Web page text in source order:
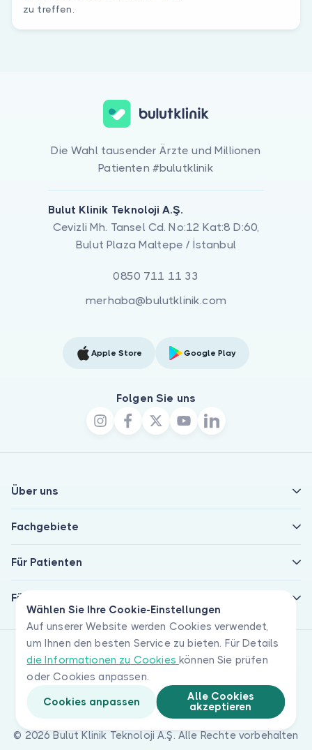
zu treffen.
Wählen Sie Ihre Cookie-Einstellungen
Auf unserer Website werden Cookies verwendet,
um Ihnen den besten Service zu bieten. Für Details
die Informationen zu Cookieskönnen Sie prüfen
oder Cookies anpassen.
Cookies anpassen
Alle Cookies
akzeptieren
Die Wahl tausender Ärzte und Millionen
Patienten #bulutklinik
Bulut Klinik Teknoloji A.Ş.
Cevizli Mh. Tansel Cd. No:12 Kat:8 D:60,
Bulut Plaza Maltepe / İstanbul
0850 711 11 33
merhaba@bulutklinik.com
Apple Store Google Play
Folgen Sie uns
Über uns
Fachgebiete
Für Patienten
Für Ärzte
© 2026 Bulut Klinik Teknoloji A.Ş. Alle Rechte vorbehalten